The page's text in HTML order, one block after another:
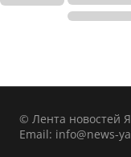
© Лента новостей
Email: info@news-